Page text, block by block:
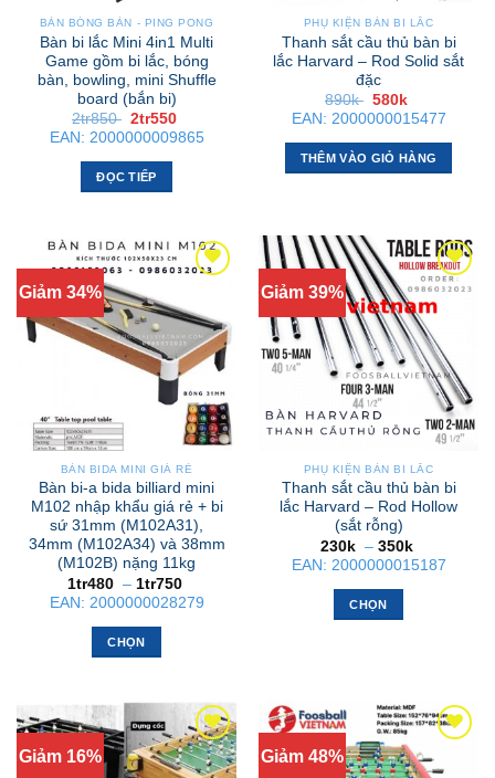
BÀN BÓNG BÀN - PING PONG
Bàn bi lắc Mini 4in1 Multi
Game gồm bi lắc, bóng
bàn, bowling, mini Shuffle
board (bắn bi)
2tr850 Giá
gốc
là:
2tr850 .
2tr550
hiện
tại
EAN: 2000000009865
ĐỌC TIẾP
PHỤ KIỆN BÀN BI LẮC
Thanh sắt cầu thủ bàn bi
lắc Harvard – Rod Solid sắt
đặc
890k Giá
gốc
là:
890k .
580k
hiện
tại
là:
580k .
EAN: 2000000015477
THÊM VÀO GIỎ HÀNG
Giảm 34%
BÀN BIDA MINI GIÁ RẺ
Bàn bi-a bida billiard mini
M102 nhập khẩu giá rẻ + bi
sứ 31mm (M102A31),
34mm (M102A34) và 38mm
(M102B) nặng 11kg
1tr480 – 1tr750
giá:
từ
EAN: 2000000028279
CHỌN
có
nhiều
Giảm 39%
PHỤ KIỆN BÀN BI LẮC
Thanh sắt cầu thủ bàn bi
lắc Harvard – Rod Hollow
(sắt rỗng)
230k – 350k
giá:
từ
EAN: 2000000015187
CHỌN
nhiều
biến
thể.
Giảm 16% Giảm 48%